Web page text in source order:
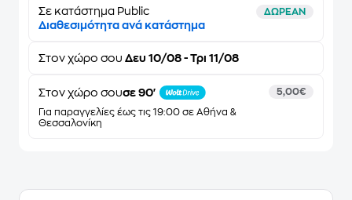
Σε κατάστημα Public ΔΩΡΕΑΝ
Διαθεσιμότητα ανά κατάστημα
Στον χώρο σου Δευ 10/08 - Τρι 11/08
Στον χώρο σουσε 90'
Για παραγγελίες έως τις 19:00 σε Αθήνα &
Θεσσαλονίκη
5,00€